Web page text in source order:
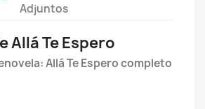
Adjuntos
Allá Te Espero
Allá Te Espero completo